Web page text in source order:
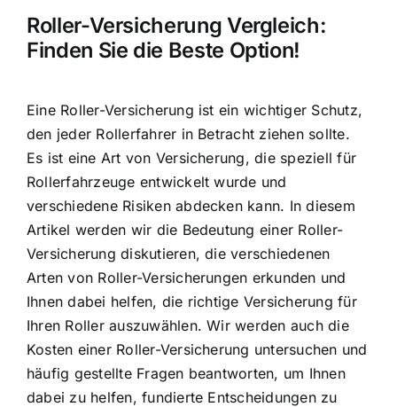
Roller-Versicherung Vergleich:
Finden Sie die Beste Option!
Eine Roller-Versicherung ist ein wichtiger Schutz,
den jeder Rollerfahrer in Betracht ziehen sollte.
Es ist eine Art von Versicherung, die speziell für
Rollerfahrzeuge entwickelt wurde und
verschiedene Risiken abdecken kann. In diesem
Artikel werden wir die Bedeutung einer Roller-
Versicherung diskutieren, die verschiedenen
Arten von Roller-Versicherungen erkunden und
Ihnen dabei helfen, die richtige Versicherung für
Ihren Rollerauszuwählen. Wir werden auch die
Kosten einer Roller-Versicherung untersuchen und
häufig gestellte Fragen beantworten, um Ihnen
dabei zu helfen, fundierte Entscheidungen zu